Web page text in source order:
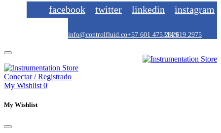
facebook twitter linkedin instagram
info@controlfluid.co+57 601 475 2829314 619 2975
Conectar / Registrado
My Wishlist 0
My Wishlist